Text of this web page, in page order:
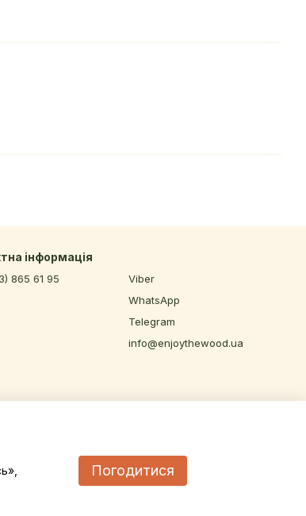
інформація
865 61 95
Viber
WhatsApp
Telegram
info@enjoythewood.ua
Погодитися